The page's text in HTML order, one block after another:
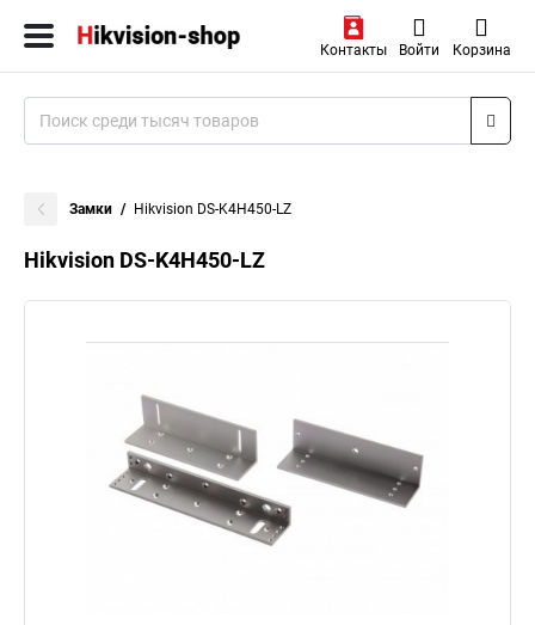
Контакты Войти Корзина
Замки Hikvision DS-K4H450-LZ
Hikvision DS-K4H450-LZ